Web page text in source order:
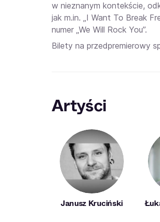
w nieznanym kontekście,
jak m.in. „I Want To Break
numer „We Will Rock You”.
Bilety na przedpremierowy
Artyści
Janusz Kruciński